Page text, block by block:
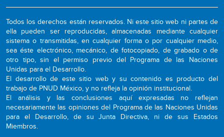
Todos los derechos están reservados. Ni este sitio web ni partes de
ella pueden ser reproducidas, almacenadas mediante cualquier
sistema o transmitidas, en cualquier forma o por cualquier medio,
sea éste electrónico, mecánico, de fotocopiado, de grabado o de
otro tipo, sin el permiso previo del Programa de las Naciones
Unidas para el Desarrollo.
El desarrollo de este sitio web y su contenido es producto del
trabajo de PNUD México, y no refleja la opinión institucional.
El análisis y las conclusiones aquí expresadas no reflejan
necesariamente las opiniones del Programa de las Naciones Unidas
para el Desarrollo, de su Junta Directiva, ni de sus Estados
Miembros.